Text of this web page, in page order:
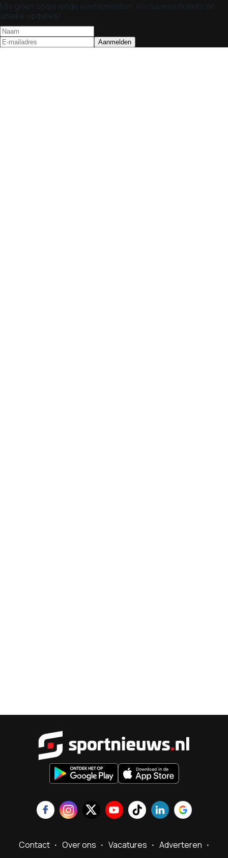
Mis geen spannende evenementen, exclusieve tickets en
unieke updates!
Contact Over ons Vacatures Adverteren